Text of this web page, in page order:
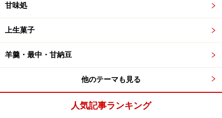
甘味処
上生菓子
羊羹・最中・甘納豆
他のテーマも見る
人気記事ランキング